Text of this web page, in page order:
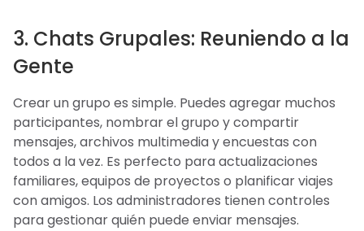
3. Chats Grupales: Reuniendo a la
Gente
Crear un grupo es simple. Puedes agregar muchos
participantes, nombrar el grupo y compartir
mensajes, archivos multimedia y encuestas con
todos a la vez. Es perfecto para actualizaciones
familiares, equipos de proyectos o planificar viajes
con amigos. Los administradores tienen controles
para gestionar quién puede enviar mensajes.